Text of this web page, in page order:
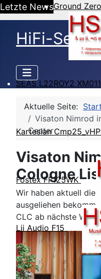
Letzte NewsGround
SEAS L22ROY2
Kartesian Cmp25_vHP
Fostex FF125WK
Lii Audio F15
HiFi-
Aktuelle Seite:
Visaton Nimrod
Center
Visaton
Cologne
Wir haben aktuell die
ausgeliehen
CLC ab nächste